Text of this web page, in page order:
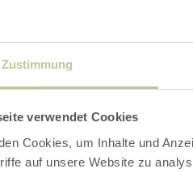
Zustimmung
verwendet Cookies
Cookies, um Inhalte und
auf unsere Website zu